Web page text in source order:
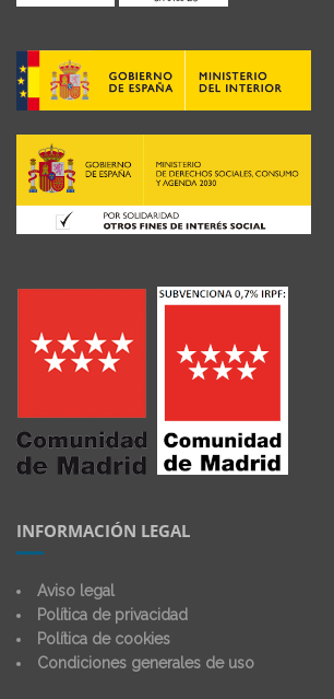
INFORMACIÓN LEGAL
Aviso legal
Política de privacidad
Política de cookies
Condiciones generales de uso